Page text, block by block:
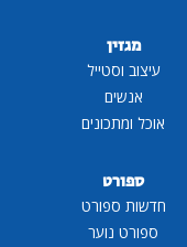
מגזין
עיצוב וסטייל
אנשים
אוכל ומתכונים
ספורט
חדשות ספורט
ספורט נוער